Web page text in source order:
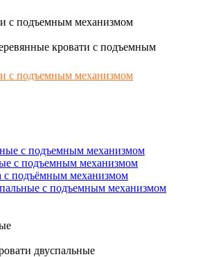
с подъемным механизмом
кровати с подъемным
с подъемным механизмом
с подъемным механизмом
с подъемным механизмом
с подъёмным механизмом
с подъемным механизмом
двуспальные